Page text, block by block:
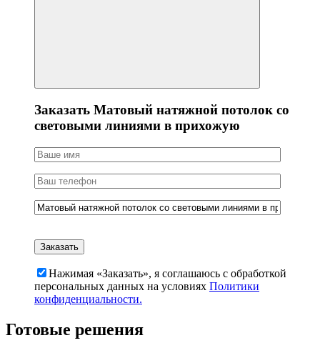
Заказать Матовый натяжной потолок со
световыми линиями в прихожую
Нажимая «Заказать», я соглашаюсь c обработкой
персональных данных на условиях Политики
конфиденциальности.
Готовые решения